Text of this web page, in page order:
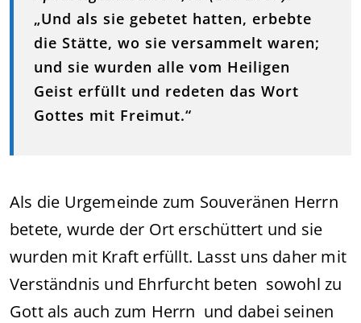
„Und als sie gebetet hatten, erbebte
die Stätte, wo sie versammelt waren;
und sie wurden alle vom Heiligen
Geist erfüllt und redeten das Wort
Gottes mit Freimut.“
Als die Urgemeinde zum Souveränen Herrn
betete, wurde der Ort erschüttert und sie
wurden mit Kraft erfüllt. Lasst uns daher mit
Verständnis und Ehrfurcht beten sowohl zu
Gott als auch zum Herrn und dabei seinen